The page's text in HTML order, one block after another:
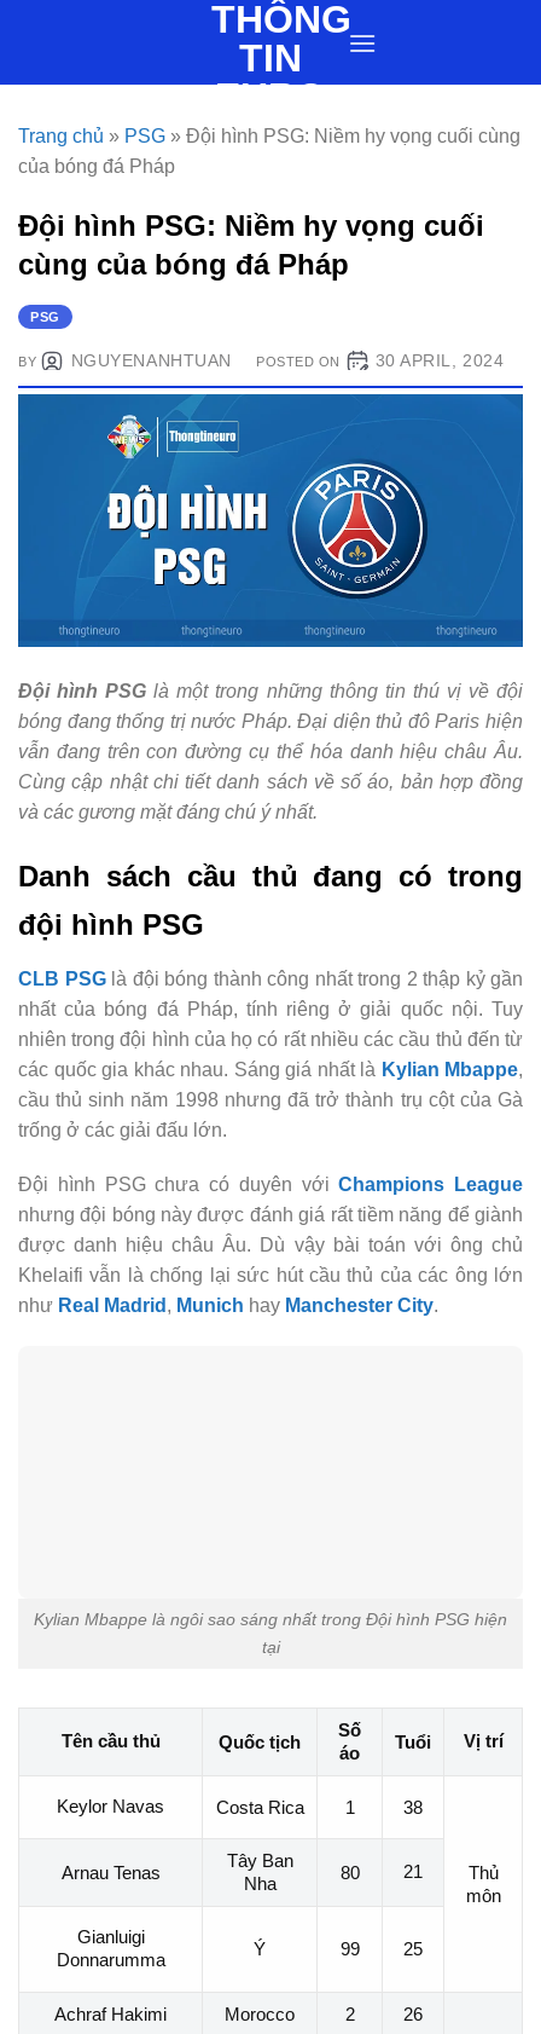
THÔNG
TIN
EURO
Trang chủ » PSG » Đội hình PSG: Niềm hy vọng cuối cùng
của bóng đá Pháp
Đội hình PSG: Niềm hy vọng cuối
cùng của bóng đá Pháp
PSG
POSTED ON 30 APRIL, 2024
BY NGUYENANHTUAN
Đội hình PSG là một trong những thông tin thú vị về đội
bóng đang thống trị nước Pháp. Đại diện thủ đô Paris hiện
vẫn đang trên con đường cụ thể hóa danh hiệu châu Âu.
Cùng cập nhật chi tiết danh sách về số áo, bản hợp đồng
và các gương mặt đáng chú ý nhất.
Danh sách cầu thủ đang có trong
đội hình PSG
CLB PSGlà đội bóng thành công nhất trong 2 thập kỷ gần
nhất của bóng đá Pháp, tính riêng ở giải quốc nội. Tuy
nhiên trong đội hình của họ có rất nhiều các cầu thủ đến từ
các quốc gia khác nhau. Sáng giá nhất là Kylian Mbappe,
cầu thủ sinh năm 1998 nhưng đã trở thành trụ cột của Gà
trống ở các giải đấu lớn.
Đội hình PSG chưa có duyên vớiChampions League
nhưng đội bóng này được đánh giá rất tiềm năng để giành
được danh hiệu châu Âu. Dù vậy bài toán với ông chủ
Khelaifi vẫn là chống lại sức hút cầu thủ của các ông lớn
như Real Madrid , Munich hay Manchester City.
Kylian Mbappe là ngôi sao sáng nhất trong Đội hình PSG hiện
tại
Tên cầu thủ Quốc tịch
Số
áo
Tuổi Vị trí
Keylor Navas Costa Rica 1 38
Thủ
môn
Arnau Tenas
Tây Ban
Nha
80 21
Gianluigi
Donnarumma
Ý 99 25
Achraf Hakimi Morocco 2 26